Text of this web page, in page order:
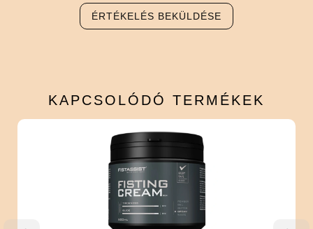
ÉRTÉKELÉS BEKÜLDÉSE
KAPCSOLÓDÓ TERMÉKEK